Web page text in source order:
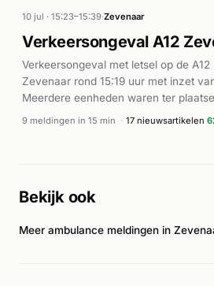
meldingen tussen 19:44 en 19:46 uur
medisch incident dat intensieve hulp
10 jul · 15:23–15:39·Zevenaar
Verkeersongeval A12
Verkeersongeval met letsel op de
Zevenaar rond 15:19 uur met inzet
Meerdere eenheden waren ter
verkeersveiligheid.
9 meldingen in 15 min · 17 nieuwsartikelen
Bekijk ook
Meer ambulance meldingen in